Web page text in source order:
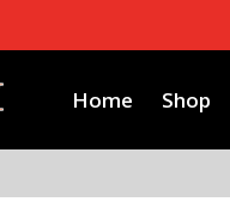
Home Shop